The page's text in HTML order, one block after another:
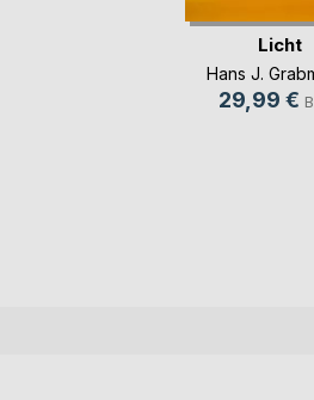
Licht
Hans J.
29,99 €